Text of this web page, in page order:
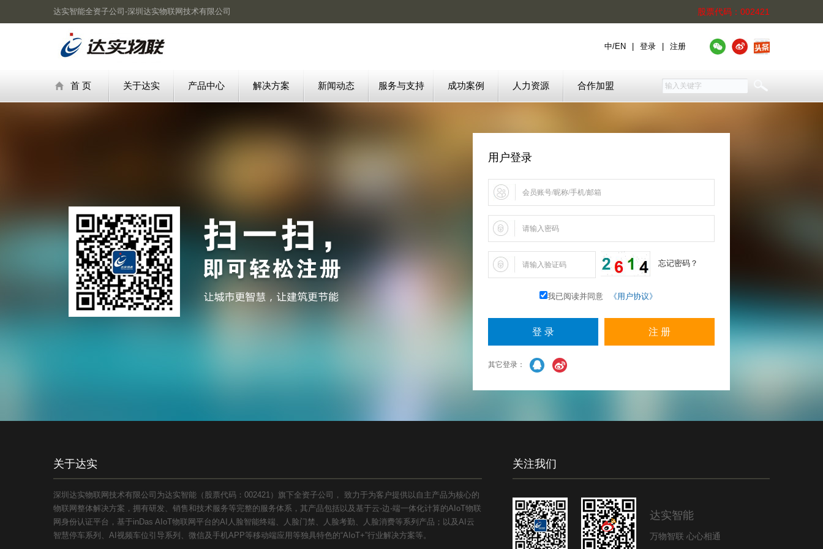
达实智能全资子公司-深圳达实物联网技术有限公司 股票代码：002421
中/EN 登录 注册
首 页 关于达实 产品中心 解决方案 新闻动态 服务与支持 成功案例 人力资源 合作加盟
用户登录
会员账号/昵称/手机/邮箱
请输入密码
请输入验证码 忘记密码？
我已阅读并同意 《用户协议》
注 册
其它登录：
关于达实
深圳达实物联网技术有限公司为达实智能（股票代码：002421）旗下全资子公司， 致力于为客户提供以自主产品为核心的
物联网整体解决方案，拥有研发、销售和技术服务等完整的服务体系，其产品包括以及基于云-边-端一体化计算的AIoT物联
网身份认证平台，基于inDas AIoT物联网平台的AI人脸智能终端、人脸门禁、人脸考勤、人脸消费等系列产品；以及AI云
智慧停车系列、AI视频车位引导系列、微信及手机APP等移动端应用等独具特色的“AIoT+”行业解决方案等。
关注我们
达实智能
万物智联 心心相通